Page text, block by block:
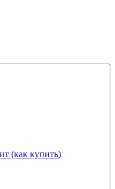
(как купить)